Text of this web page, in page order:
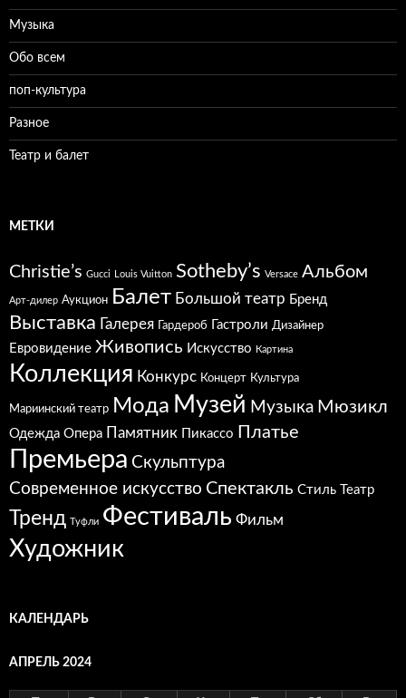
Музыка
Обо всем
поп-культура
Разное
Театр и балет
МЕТКИ
Christie’s Gucci Louis Vuitton Sotheby’s Versace Альбом
Арт-дилер Аукцион Балет Большой театр Бренд
Выставка Галерея Гардероб Гастроли Дизайнер
Евровидение Живопись Искусство Картина
Коллекция Конкурс Концерт Культура
Мариинский театр Мода Музей Музыка Мюзикл
Одежда Опера Памятник Пикассо Платье
Премьера Скульптура
Современное искусство Спектакль Стиль Театр
Тренд Туфли Фестиваль Фильм
Художник
КАЛЕНДАРЬ
АПРЕЛЬ 2024